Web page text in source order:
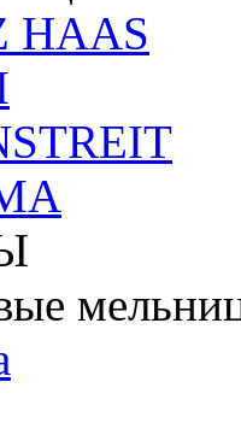
HAAS